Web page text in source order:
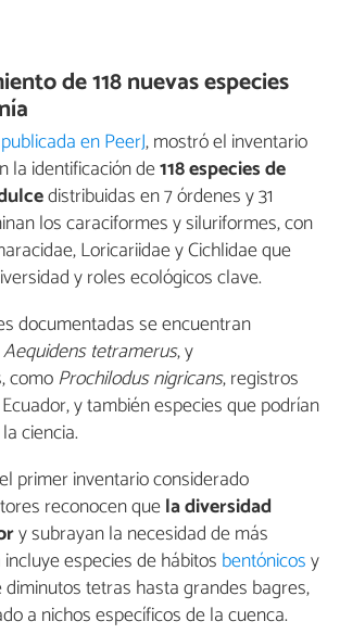
de 118 nuevas especies
en PeerJ, mostró el inventario
la identificación de118 especies de
distribuidas en 7 órdenes y 31
los caraciformes y siluriformes, con
Loricariidae y Cichlidae que
y roles ecológicos clave.
documentadas se encuentran
Aequidens tetramerus, y
comoProchilodus nigricans, registros
y también especies que podrían
ciencia.
primer inventario considerado
reconocen quela diversidad
y subrayan la necesidad de más
especies de hábitos bentónicosy
diminutos tetras hasta grandes bagres,
a nichos específicos de la cuenca.